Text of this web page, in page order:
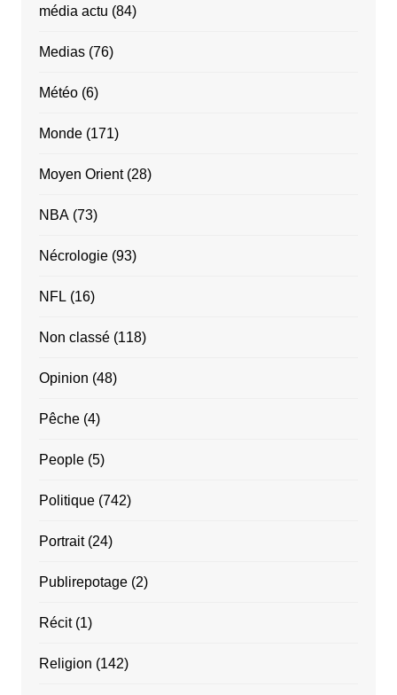
média actu (84)
Medias(76)
Météo(6)
Monde(171)
Moyen Orient(28)
NBA(73)
Nécrologie(93)
NFL (16)
Non classé(118)
Opinion (48)
Pêche(4)
People(5)
Politique(742)
Portrait(24)
Publirepotage(2)
Récit(1)
Religion (142)